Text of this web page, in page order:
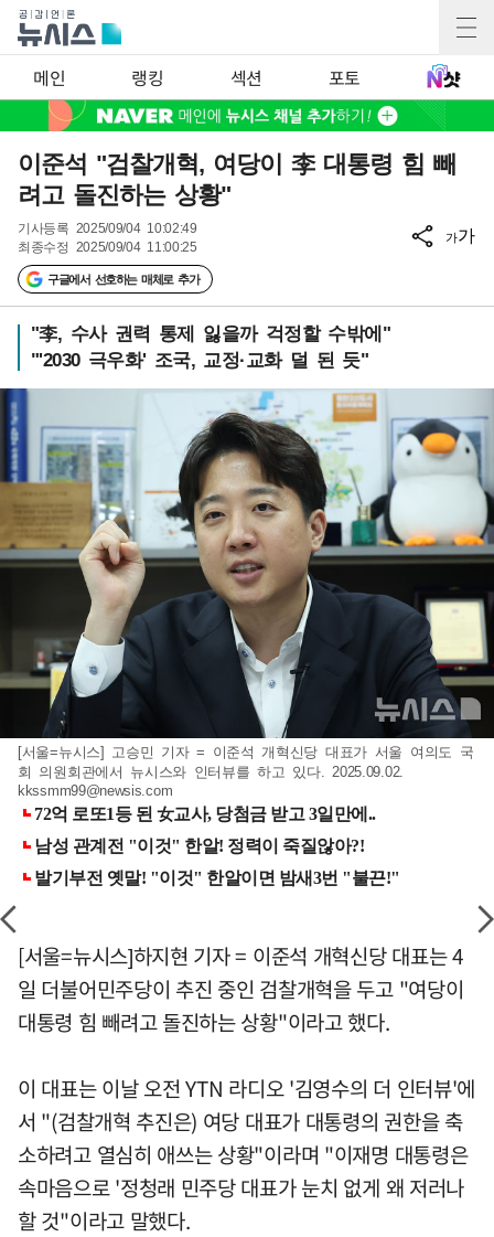
메인 랭킹 섹션 포토
이준석 "검찰개혁, 여당이 李 대통령 힘 빼
려고 돌진하는 상황"
기사등록 2025/09/04 10:02:49
최종수정 2025/09/04 11:00:25
구글에서 선호하는 매체로 추가
가가
"李, 수사 권력 통제 잃을까 걱정할 수밖에"
"'2030 극우화' 조국, 교정·교화 덜 된 듯"
[서울=뉴시스] 고승민 기자 = 이준석 개혁신당 대표가 서울 여의도 국
회 의원회관에서 뉴시스와 인터뷰를 하고 있다. 2025.09.02.
kkssmm99@newsis.com
[서울=뉴시스]하지현 기자 = 이준석 개혁신당 대표는 4
일 더불어민주당이 추진 중인 검찰개혁을 두고 "여당이
대통령 힘 빼려고 돌진하는 상황"이라고 했다.
이 대표는 이날 오전 YTN 라디오 '김영수의 더 인터뷰'에
서 "(검찰개혁 추진은) 여당 대표가 대통령의 권한을 축
소하려고 열심히 애쓰는 상황"이라며 "이재명 대통령은
속마음으로 '정청래 민주당 대표가 눈치 없게 왜 저러나
할 것"이라고 말했다.